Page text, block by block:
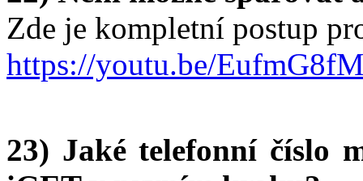
Zde je kompletní postup
https://youtu.be/
23) Jaké telefonní číslo